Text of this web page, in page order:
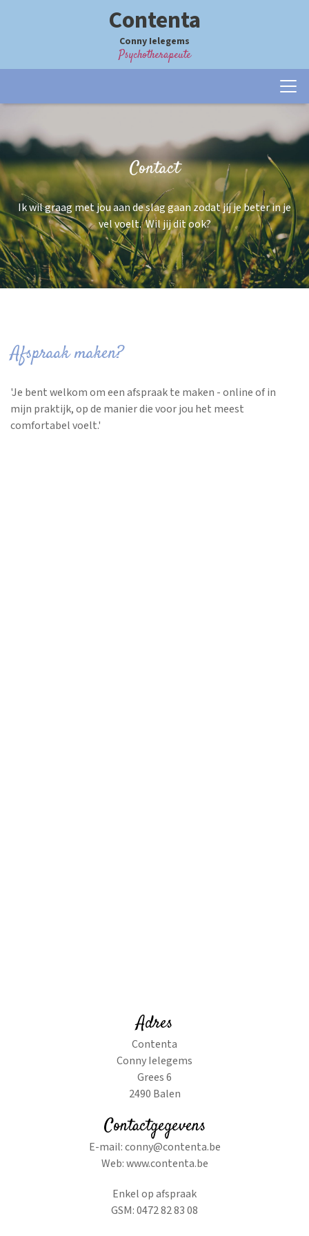
Contenta
Conny Ielegems
Psychotherapeute
Contact
Ik wil graag met jou aan de slag gaan zodat jij je beter in je
vel voelt. Wil jij dit ook?
Afspraak maken?
'Je bent welkom om een afspraak te maken - online of in
mijn praktijk, op de manier die voor jou het meest
comfortabel voelt.'
Adres
Contenta
Conny Ielegems
Grees 6
2490 Balen
Contactgegevens
E-mail:conny@contenta.be
Web:www.contenta.be
Enkel op afspraak
GSM:0472 82 83 08